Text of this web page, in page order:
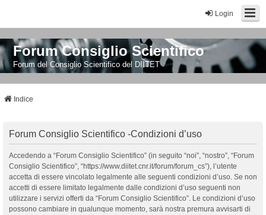
Login
Forum Consiglio Scientifico
Forum del Consiglio Scientifico del DIITET
Indice
Forum Consiglio Scientifico -Condizioni d’uso
Accedendo a “Forum Consiglio Scientifico” (in seguito “noi”, “nostro”, “Forum
Consiglio Scientifico”, “https://www.diitet.cnr.it/forum/forum_cs”), l’utente
accetta di essere vincolato legalmente alle seguenti condizioni d’uso. Se non
accetti di essere limitato legalmente dalle condizioni d’uso seguenti non
utilizzare i servizi offerti da “Forum Consiglio Scientifico”. Le condizioni d’uso
possono cambiare in qualunque momento, sarà nostra premura avvisarti di